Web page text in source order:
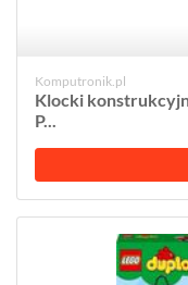
Komputronik.pl
Klocki
P...